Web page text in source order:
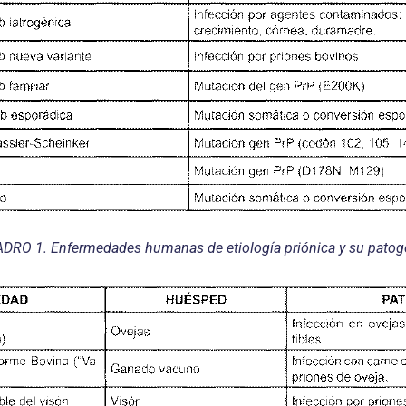
1. Enfermedades humanas de etiología priónica y su